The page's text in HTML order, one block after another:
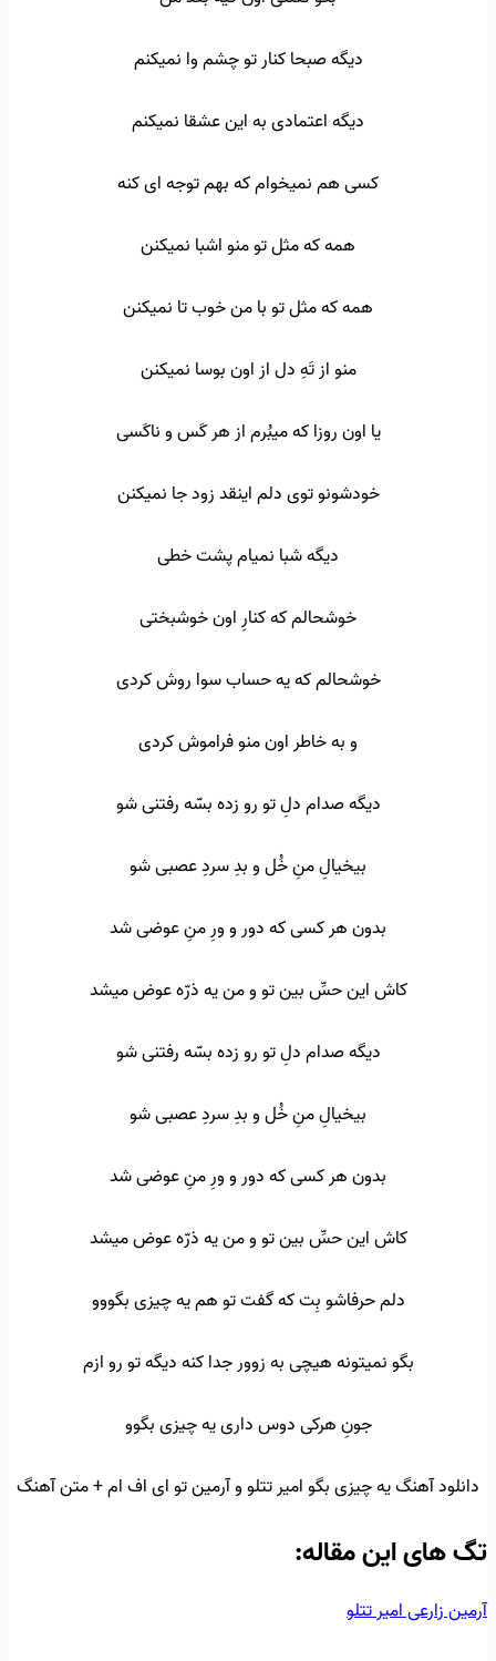
دیگه صبحا کنار تو چشم وا نمیکنم
دیگه اعتمادی به این عشقا نمیکنم
کسی هم نمیخوام که بهم توجه ای کنه
همه که مثل تو منو اشبا نمیکنن
همه که مثل تو با من خوب تا نمیکنن
منو از تَهِ دل از اون بوسا نمیکنن
یا اون روزا که میبُرم از هر کَس و ناکَسی
خودشونو توی دلم اینقد زود جا نمیکنن
دیگه شبا نمیام پشت خطی
خوشحالم که کنارِ اون خوشبختی
خوشحالم که یه حساب سوا روش کردی
و به خاطر اون منو فراموش کردی
دیگه صدام دلِ تو رو زده بسّه رفتنی شو
بیخیالِ منِ خُل و بدِ سردِ عصبی شو
بدون هر کسی که دور و ورِ منِ عوضی شد
کاش این حسِّ بین تو و من یه ذرّه عوض میشد
دیگه صدام دلِ تو رو زده بسّه رفتنی شو
بیخیالِ منِ خُل و بدِ سردِ عصبی شو
بدون هر کسی که دور و ورِ منِ عوضی شد
کاش این حسِّ بین تو و من یه ذرّه عوض میشد
دلم حرفاشو بِت که گفت تو هم یه چیزی بگووو
بگو نمیتونه هیچی به زوور جدا کنه دیگه تو رو ازم
جونِ هرکی دوس داری یه چیزی بگوو
دانلود آهنگ یه چیزی بگو امیر تتلو و آرمین تو ای اف ام + متن آهنگ
تگ‌ های این مقاله:
آرمین زارعیامیر تتلو